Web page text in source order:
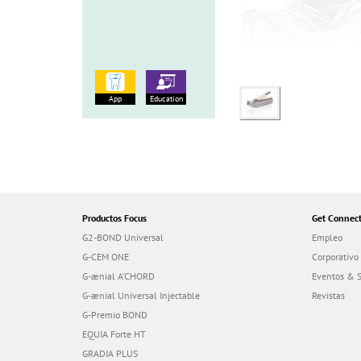
App Education
Productos Focus
G2-BOND Universal
G-CEM ONE
G-ænial A’CHORD
G-ænial Universal Injectable
G-Premio BOND
EQUIA Forte HT
GRADIA PLUS
Get
Empleo
Corporativo
Eventos &
Revistas